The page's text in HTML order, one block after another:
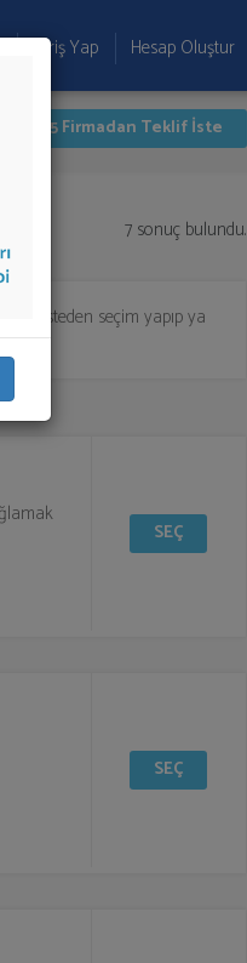
Giriş Yap Hesap Oluştur
İlk 5 Firmadan Teklif İste
7 sonuç bulundu.
listeden seçim yapıp ya
SEÇ
SEÇ